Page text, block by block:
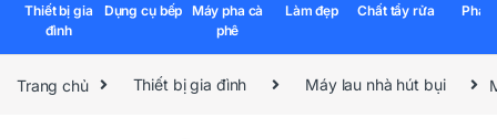
Thiết bị gia
đình
Dụng cụ bếp Máy pha cà
phê
Làm đẹp Chất tẩy rửa Pha
Trang chủ Thiết bị gia đình Máy lau nhà hút bụi